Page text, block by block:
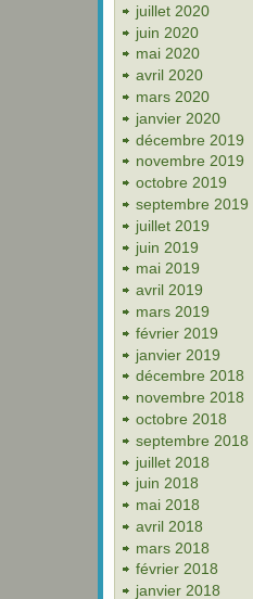
juillet 2020
juin 2020
mai 2020
avril 2020
mars 2020
janvier 2020
décembre 2019
novembre 2019
octobre 2019
septembre 2019
juillet 2019
juin 2019
mai 2019
avril 2019
mars 2019
février 2019
janvier 2019
décembre 2018
novembre 2018
octobre 2018
septembre 2018
juillet 2018
juin 2018
mai 2018
avril 2018
mars 2018
février 2018
janvier 2018